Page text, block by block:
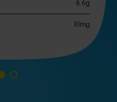
6.6g
10mg
슬라이드로
슬라이드로